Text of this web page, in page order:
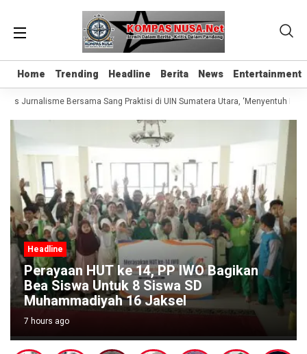
Home Trending Headline Berita News Entertainment
Home Trending Headline Berita News Entertainment
Jurnalisme Bersama Sang Praktisi di UIN Sumatera Utara, ‘Menyentuh Hati
Headline
Perayaan HUT ke 14, PP IWO Bagikan
Bea Siswa Untuk 8 Siswa SD
Muhammadiyah 16 Jaksel
7 hours ago